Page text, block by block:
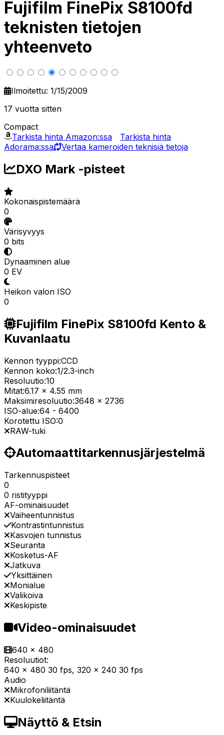
Fujifilm FinePix S8100fd
teknisten tietojen
yhteenveto
Ilmoitettu: 1/15/2009
17 vuotta sitten
Compact
Tarkista hinta Amazon:ssa
Tarkista hinta
Adorama:ssa
Vertaa kameroiden teknisiä tietoja
DXO Mark -pisteet
Kokonaispistemäärä
0
Värisyvyys
0 bits
Dynaaminen alue
0 EV
Heikon valon ISO
0
Fujifilm FinePix S8100fd Kento &
Kuvanlaatu
Kennon tyyppi:CCD
Kennon koko:1/2.3-inch
Resoluutio:10
Mitat:6.17 x 4.55 mm
Maksimiresoluutio:3648 x 2736
ISO-alue:64 - 6400
Korotettu ISO:0
RAW-tuki
Automaattitarkennusjärjestelmä
Tarkennuspisteet
0
0 ristityyppi
AF-ominaisuudet
Vaiheentunnistus
Kontrastintunnistus
Kasvojen tunnistus
Seuranta
Kosketus-AF
Jatkuva
Yksittäinen
Monialue
Valikoiva
Keskipiste
Video-ominaisuudet
640 x 480
Resoluutiot:
640 x 480 30 fps, 320 x 240 30 fps
Audio
Mikrofoniliitäntä
Kuulokeliitäntä
Näyttö & Etsin